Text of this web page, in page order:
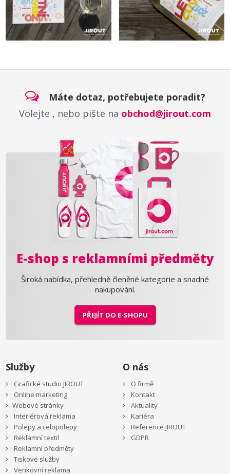
Máte dotaz, potřebujete poradit?
Volejte , nebo pište na obchod@jirout.com
Služby
Grafické studio JIROUT
Online marketing
Webové stránky
Interiérová reklama
Polepy a celopolepy
Reklamní textil
Reklamní předměty
Tiskové služby
Venkovní reklama
O nás
O firmě
Kontakt
Aktuality
Kariéra
Reference JIROUT
GDPR
E-shop s reklamními předměty
Široká nabídka, přehledně členěné kategorie a snadné
nakupování.
PŘEJÍT DO E-SHOPU